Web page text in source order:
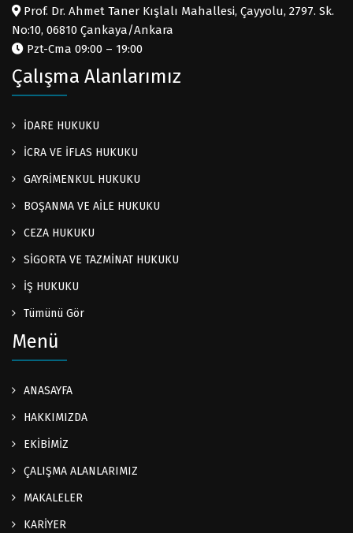
Prof. Dr. Ahmet Taner Kışlalı Mahallesi, Çayyolu, 2797. Sk.
No:10, 06810 Çankaya/Ankara
Pzt-Cma 09:00 – 19:00
Çalışma Alanlarımız
İDARE HUKUKU
İCRA VE İFLAS HUKUKU
GAYRİMENKUL HUKUKU
BOŞANMA VE AİLE HUKUKU
CEZA HUKUKU
SİGORTA VE TAZMİNAT HUKUKU
İŞ HUKUKU
Tümünü Gör
Menü
ANASAYFA
HAKKIMIZDA
EKİBİMİZ
ÇALIŞMA ALANLARIMIZ
MAKALELER
KARİYER